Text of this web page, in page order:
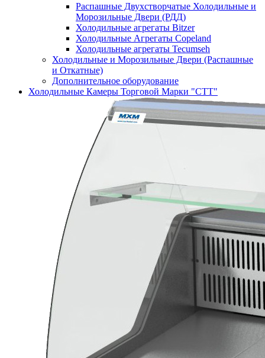
Распашные Двухстворчатые Холодильные и
Морозильные Двери (РДД)
Холодильные агрегаты Bitzer
Холодильные Агрегаты Copeland
Холодильные агрегаты Tecumseh
Холодильные и Морозильные Двери (Распашные
и Откатные)
Дополнительное оборудование
Холодильные Камеры Торговой Марки "СТТ"